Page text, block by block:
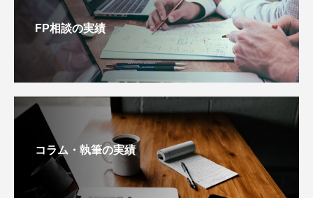
FP相談の実績
コラム・執筆の実績